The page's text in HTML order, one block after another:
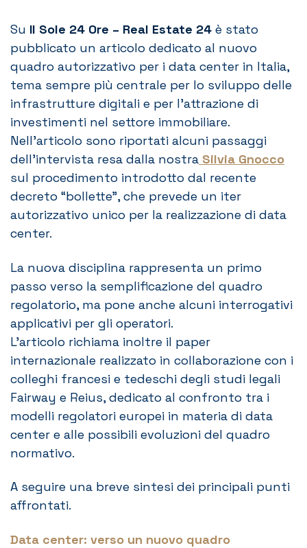
Su Il Sole 24 Ore – Real Estate 24 è stato
pubblicato un articolo dedicato al nuovo
quadro autorizzativo per i data center in Italia,
tema sempre più centrale per lo sviluppo delle
infrastrutture digitali e per l’attrazione di
investimenti nel settore immobiliare.
Nell’articolo sono riportati alcuni passaggi
dell’intervista resa dalla nostra Silvia Gnocco
sul procedimento introdotto dal recente
decreto “bollette”, che prevede un iter
autorizzativo unico per la realizzazione di data
center.
La nuova disciplina rappresenta un primo
passo verso la semplificazione del quadro
regolatorio, ma pone anche alcuni interrogativi
applicativi per gli operatori.
L’articolo richiama inoltre il paper
internazionale realizzato in collaborazione con i
colleghi francesi e tedeschi degli studi legali
Fairway e Reius, dedicato al confronto tra i
modelli regolatori europei in materia di data
center e alle possibili evoluzioni del quadro
normativo.
A seguire una breve sintesi dei principali punti
affrontati.
Data center: verso un nuovo quadro